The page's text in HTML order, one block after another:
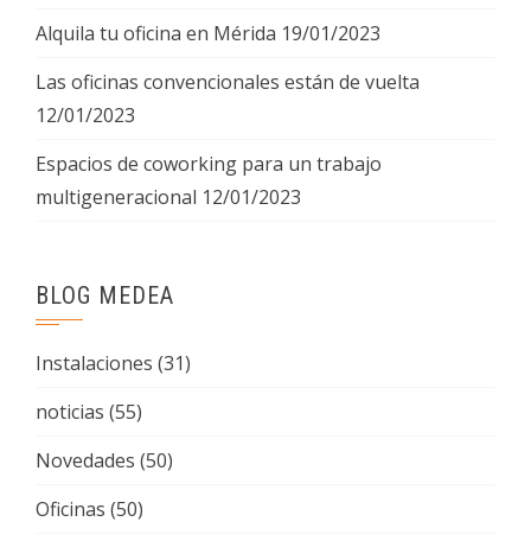
Alquila tu oficina en Mérida 19/01/2023
Las oficinas convencionales están de vuelta
12/01/2023
Espacios de coworking para un trabajo
multigeneracional 12/01/2023
BLOG MEDEA
Instalaciones (31)
noticias (55)
Novedades (50)
Oficinas (50)